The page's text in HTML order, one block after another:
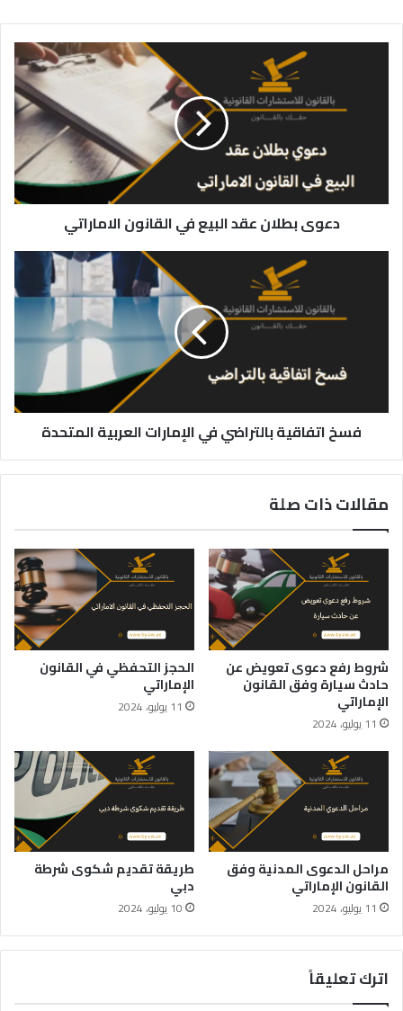
دعوى بطلان عقد البيع في القانون الاماراتي
فسخ اتفاقية بالتراضي في الإمارات العربية المتحدة
مقالات ذات صلة
شروط رفع دعوى تعويض عن
حادث سيارة وفق القانون
الإماراتي
11 يوليو، 2024
الحجز التحفظي في القانون
الإماراتي
11 يوليو، 2024
مراحل الدعوى المدنية وفق
القانون الإماراتي
11 يوليو، 2024
طريقة تقديم شكوى شرطة
دبي
10 يوليو، 2024
اترك تعليقاً